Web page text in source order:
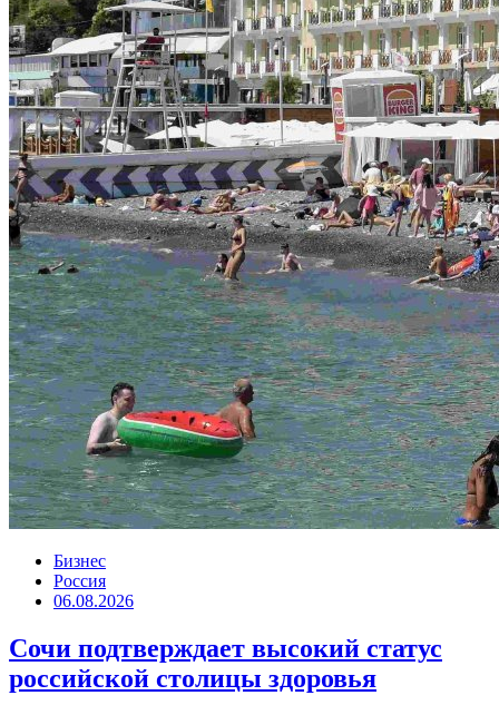
Бизнес
Россия
06.08.2026
Сочи подтверждает высокий статус
российской столицы здоровья